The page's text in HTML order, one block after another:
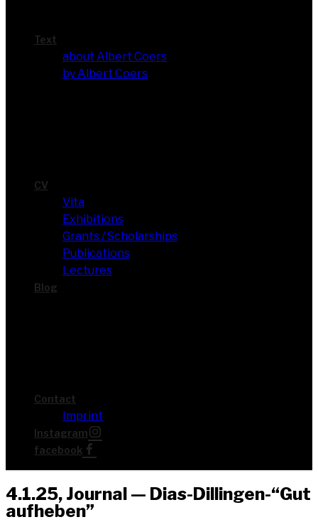
Text
about Albert Coers
by Albert Coers
CV
Vita
Exhi­bi­ti­ons
Grants / Scholarships
Publi­ca­ti­ons
Lec­tures
Blog
Cont­act
Imprint
Insta­gram
face­book
4.1.25, Jour­nal — Dias-Dillingen-“Gut
aufheben”